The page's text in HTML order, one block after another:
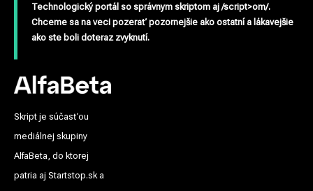
Technologický portál so správnym skriptom aj /script>om/.
Chceme sa na veci pozerať pozornejšie ako ostatní a lákavejšie
ako ste boli doteraz zvyknutí.
Skript je súčasťou
mediálnej skupiny
AlfaBeta, do ktorej
patria aj Startstop.sk a